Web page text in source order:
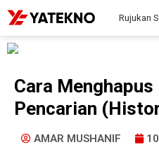
Rujukan
Cara
Pencarian
AMAR MUSHANIF